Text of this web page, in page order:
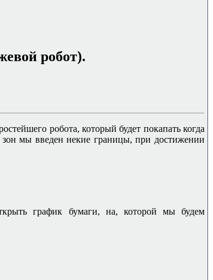
робот).
робота, который будет покапать когда
зон мы введен некие границы, при достижении
график бумаги, на, которой мы будем